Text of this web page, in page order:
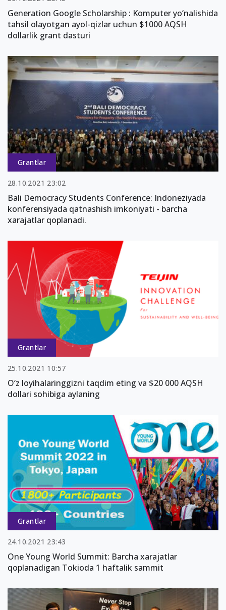
Generation Google Scholarship : Komputer yo‘nalishida
tahsil olayotgan ayol-qizlar uchun $1000 AQSH
dollarlik grant dasturi
Grantlar
28.10.2021 23:02
Bali Democracy Students Conference: Indoneziyada
konferensiyada qatnashish imkoniyati - barcha
xarajatlar qoplanadi.
Grantlar
25.10.2021 10:57
O‘z loyihalaringgizni taqdim eting va $20 000 AQSH
dollari sohibiga aylaning
Grantlar
24.10.2021 23:43
One Young World Summit: Barcha xarajatlar
qoplanadigan Tokioda 1 haftalik sammit